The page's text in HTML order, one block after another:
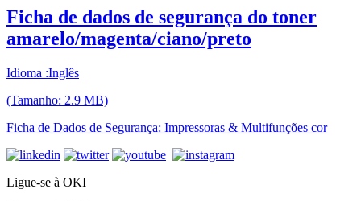
Ficha de dados de segurança do toner
amarelo/magenta/ciano/preto
Idioma :Inglês
(Tamanho: 2.9 MB)
Ficha de Dados de Segurança: Impressoras & Multifunções cor
Ligue-se à OKI